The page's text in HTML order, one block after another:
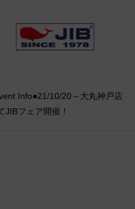
Info●21/10/20～大丸神戸店
JIBフェア開催！